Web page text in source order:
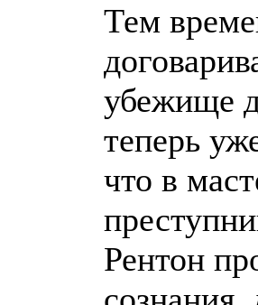
Тем
убежище
теперь
что в
Рентон